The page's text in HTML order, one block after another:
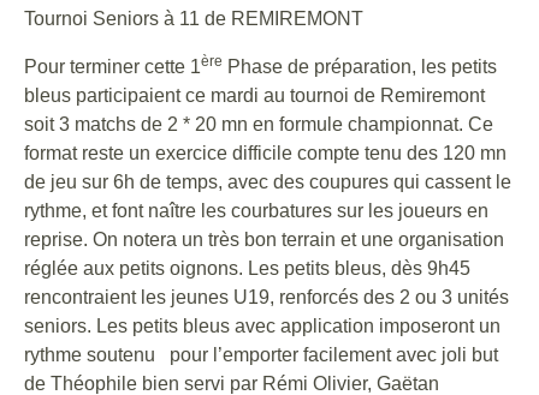
Tournoi Seniors à 11 de REMIREMONT
Pour terminer cette 1ère Phase de préparation, les petits
bleus participaient ce mardi au tournoi de Remiremont
soit 3 matchs de 2 * 20 mn en formule championnat. Ce
format reste un exercice difficile compte tenu des 120 mn
de jeu sur 6h de temps, avec des coupures qui cassent le
rythme, et font naître les courbatures sur les joueurs en
reprise. On notera un très bon terrain et une organisation
réglée aux petits oignons. Les petits bleus, dès 9h45
rencontraient les jeunes U19, renforcés des 2 ou 3 unités
seniors. Les petits bleus avec application imposeront un
rythme soutenu pour l’emporter facilement avec joli but
de Théophile bien servi par Rémi Olivier, Gaëtan